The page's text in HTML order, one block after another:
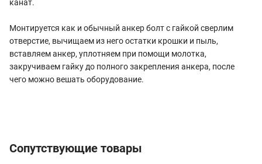
канат.
Монтируется как и обычный анкер болт с гайкой сверлим
отверстие, вычищаем из него остатки крошки и пыль,
вставляем анкер, уплотняем при помощи молотка,
закручиваем гайку до полного закрепления анкера, после
чего можно вешать оборудование.
Сопутствующие товары